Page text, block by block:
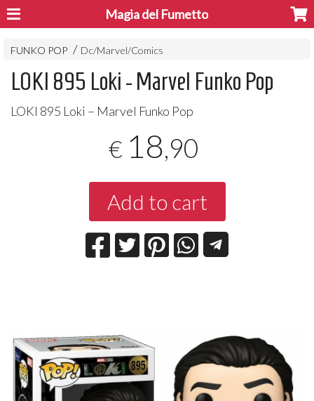
Magia del Fumetto
FUNKO POP Dc/Marvel/Comics
LOKI 895 Loki - Marvel Funko Pop
LOKI 895 Loki – Marvel Funko Pop
€ 18,90
Add to cart